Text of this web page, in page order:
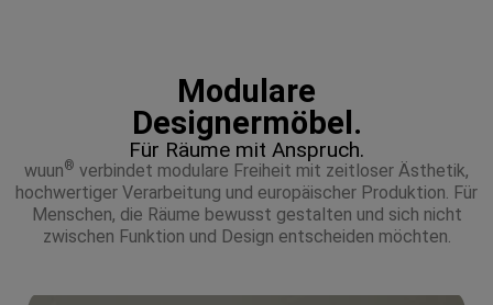
Modulare
Designermöbel.
Für Räume mit Anspruch.
wuun® verbindet modulare Freiheit mit zeitloser Ästhetik,
hochwertiger Verarbeitung und europäischer Produktion. Für
Menschen, die Räume bewusst gestalten und sich nicht
zwischen Funktion und Design entscheiden möchten.